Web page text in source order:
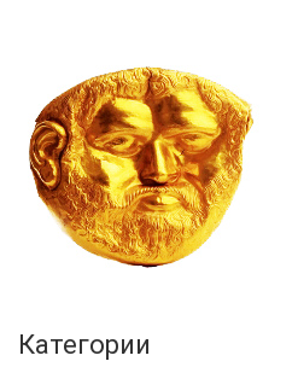
Категории